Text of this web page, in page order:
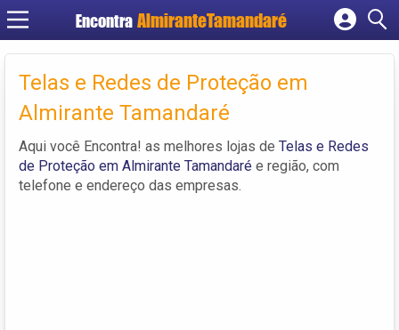
Encontra
Cadastrar empresa
Criar conta
Telas e Redes de Proteção em
Almirante Tamandaré
Aqui você Encontra! as melhores lojas de Telas e Redes
de Proteção em Almirante Tamandaré e região, com
telefone e endereço das empresas.